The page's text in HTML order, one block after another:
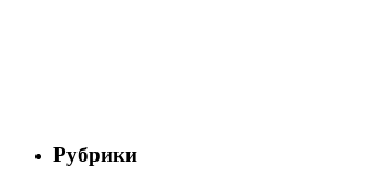
Рубрики